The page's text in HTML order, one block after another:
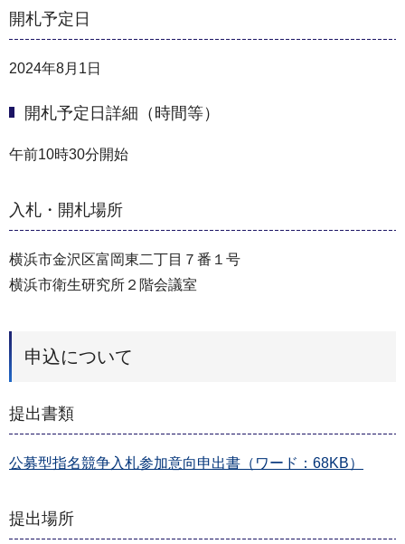
開札予定日
2024年8月1日
開札予定日詳細（時間等）
午前10時30分開始
入札・開札場所
横浜市⾦沢区富岡東⼆丁目７番１号
横浜市衛⽣研究所２階会議室
申込について
提出書類
公募型指名競争⼊札参加意向申出書（ワード：68KB）
提出場所